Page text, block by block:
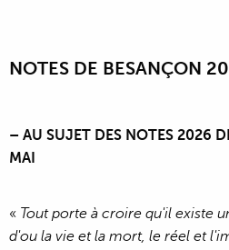
NOTES DE BESANÇON
– AU SUJET DES NOTES 2026
MAI
« Tout porte à croire qu'il existe
d'ou la vie et la mort, le réel et